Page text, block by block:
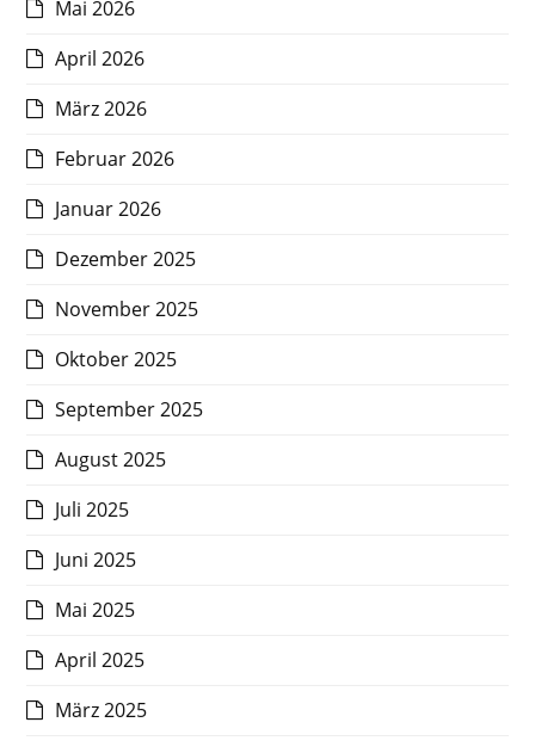
Mai 2026
April 2026
März 2026
Februar 2026
Januar 2026
Dezember 2025
November 2025
Oktober 2025
September 2025
August 2025
Juli 2025
Juni 2025
Mai 2025
April 2025
März 2025